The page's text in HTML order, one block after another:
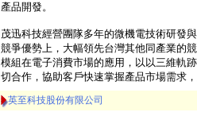
產品開發。
茂迅科技經營團隊多年的微機電技術研發
競爭優勢上，大幅領先台灣其他同產業的
模組在電子消費市場的應用，以以三維軌
切合作，協助客戶快速掌握產品市場需求
英至科技股份有限公司